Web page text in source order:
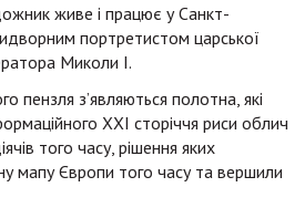
живе і працює у Санкт-
портретистом царської
Миколи І.
пензля з’являються полотна, які
ХХІ сторіччя риси облич
того часу, рішення яких
мапу Європи того часу та вершили